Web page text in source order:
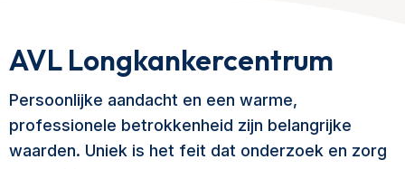
AVL Longkankercentrum
Persoonlijke aandacht en een warme,
professionele betrokkenheid zijn belangrijke
waarden. Uniek is het feit dat onderzoek en zorg